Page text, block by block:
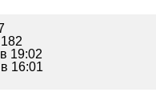
19:02
16:01